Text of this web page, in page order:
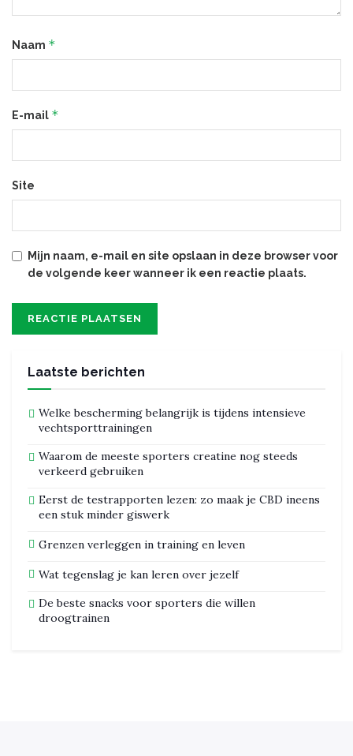
Naam *
E-mail *
Site
Mijn naam, e-mail en site opslaan in deze browser voor
de volgende keer wanneer ik een reactie plaats.
Laatste berichten
Welke bescherming belangrijk is tijdens intensieve
vechtsporttrainingen
Waarom de meeste sporters creatine nog steeds
verkeerd gebruiken
Eerst de testrapporten lezen: zo maak je CBD ineens
een stuk minder giswerk
Grenzen verleggen in training en leven
Wat tegenslag je kan leren over jezelf
De beste snacks voor sporters die willen
droogtrainen